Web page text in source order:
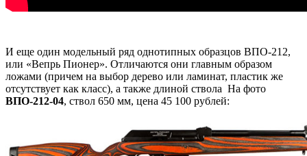
И еще один модельный ряд однотипных образцов ВПО-212,
или «Вепрь Пионер». Отличаются они главным образом
ложами (причем на выбор дерево или ламинат, пластик же
отсутствует как класс), а также длиной ствола На фото
ВПО-212-04, ствол 650 мм, цена 45 100 рублей: